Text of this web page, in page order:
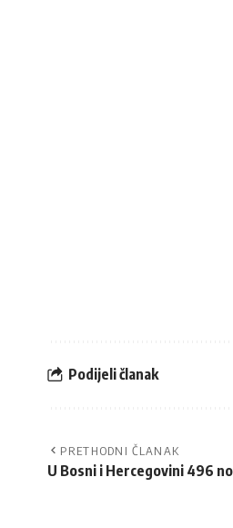
Podijeli članak
PRETHODNI ČLANAK
U Bosni i Hercegovini 496